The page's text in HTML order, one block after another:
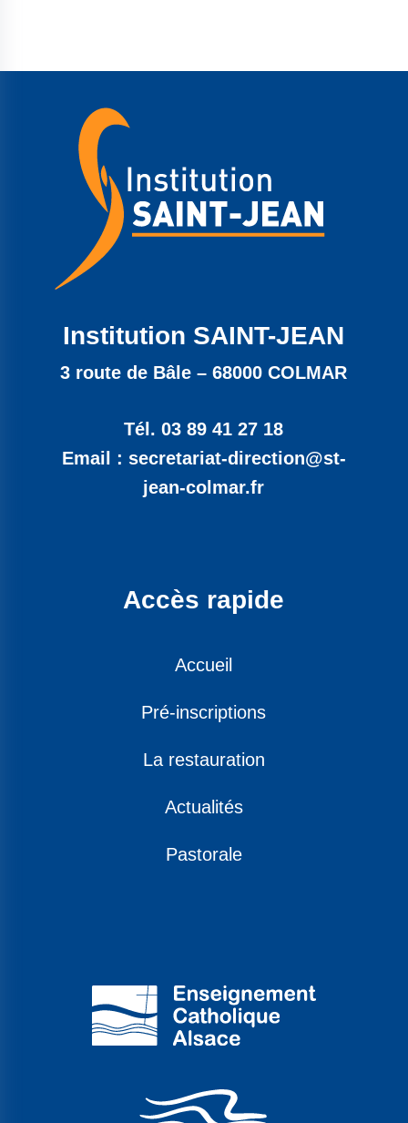
Institution SAINT-JEAN
3 route de Bâle – 68000 COLMAR
Tél. 03 89 41 27 18
Email : secretariat-direction@st-
jean-colmar.fr
Accès rapide
Accueil
Pré-inscriptions
La restauration
Actualités
Pastorale